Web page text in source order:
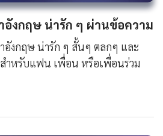
งกฤษ น่ารัก ๆ ผ่านข้อความ
งกฤษ น่ารัก ๆ สั้นๆ ตลกๆ และ
สำหรับแฟน เพื่อน หรือเพื่อนร่วม